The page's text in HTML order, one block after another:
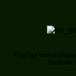
Para las
Fundado